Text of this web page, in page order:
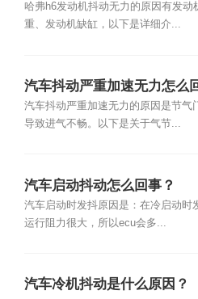
哈弗h6发动机抖动无力的原因有发动
重、发动机缺缸，以下是详细介...
汽车抖动严重加速无力怎么
汽车抖动严重加速无力的原因是节气
导致进气不畅。以下是关于气节...
汽车启动抖动怎么回事？
汽车启动时发抖原因是：在冷启动时
运行阻力很大，所以ecu会多...
汽车冷机抖动是什么原因？